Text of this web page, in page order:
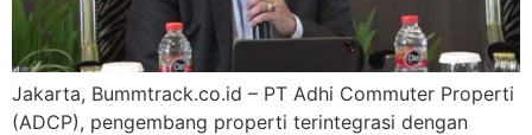
Jakarta, Bummtrack.co.id – PT Adhi Commuter Properti
(ADCP), pengembang properti terintegrasi dengan